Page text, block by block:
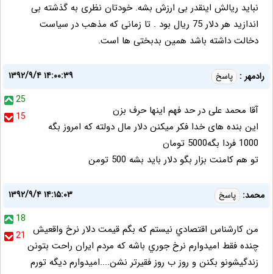
نباید ریالش اینقدر بی ارزش بشه. خودتان نظری به گذشته بی
اندازید هر دلار 75 ریال بود . تا زمانی که مذهب در سیاست
دخالت داشته باشد همین بدبختی ها است.
رادمهر : پاسخ
۱۳۹۲/۹/۴ ۱۴:۰۰:۳۹
25
15
آقا محمد علی در حد فهم اینها حرف بزن
این بنده های خدا فکر میکنن دلار مال دولته که امروز بگه
1000 فردا بگه5000 تومان
تو هم کامنت بزار بگو دلار باید بشه 500 تومن
محمد: پاسخ
۱۳۹۲/۹/۴ ۱۴:۱۵:۰۳
18
21
من كارشناس اقتصادي نيستم كه بگم قيمت دلار نرخ واقعيش
چنده فقط اميدوارم نرخ جوري باشه كه مردم ايران راحت بتونن
زندگيشونو بكنن و روز ب روز فقيرتر نشن....اميدوارم ديگه تورم